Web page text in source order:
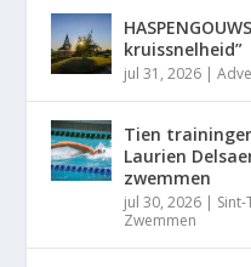
kruissnelheid”
jul 31, 2026 |
Tien
Laurien
zwemmen
jul 30, 2026 |
Zwemmen